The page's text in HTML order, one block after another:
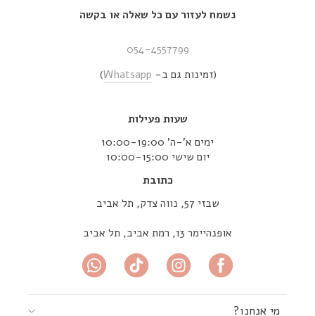
נשמח לעזור עם כל שאלה או בקשה
054-4557799
(זמינות גם ב- Whatsapp
)
שעות פעילות
ימים א’-ה’ 10:00-19:00
יום שישי 10:00-15:00
כתובת
שבזי 57, נווה צדק, תל אביב
אופנהיימר 13, רמת אביב, תל אביב
מי אנחנו?